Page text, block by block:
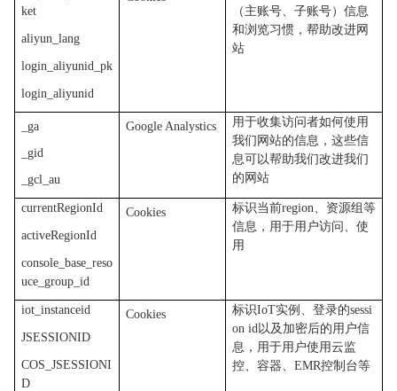
ket
aliyun_lang
login_aliyunid_pk
login_aliyunid
（主账号、子账号）信息
和浏览习惯，帮助改进网
站
_ga
_gid
_gcl_au
Google Analystics
用于收集访问者如何使用
我们网站的信息，这些信
息可以帮助我们改进我们
的网站
currentRegionId
activeRegionId
console_base_reso
uce_group_id
Cookies
标识当前region、资源组等
信息，用于用户访问、使
用
iot_instanceid
JSESSIONID
COS_JSESSIONI
D
Cookies
标识IoT实例、登录的sessi
on id以及加密后的用户信
息，用于用户使用云监
控、容器、EMR控制台等